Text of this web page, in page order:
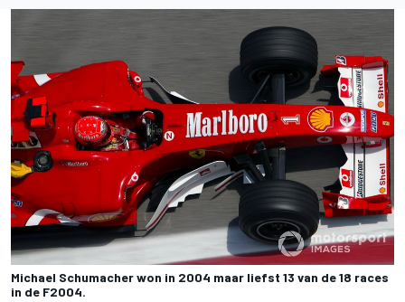
Michael Schumacher won in 2004 maar liefst 13 van de 18 races
in de F2004.